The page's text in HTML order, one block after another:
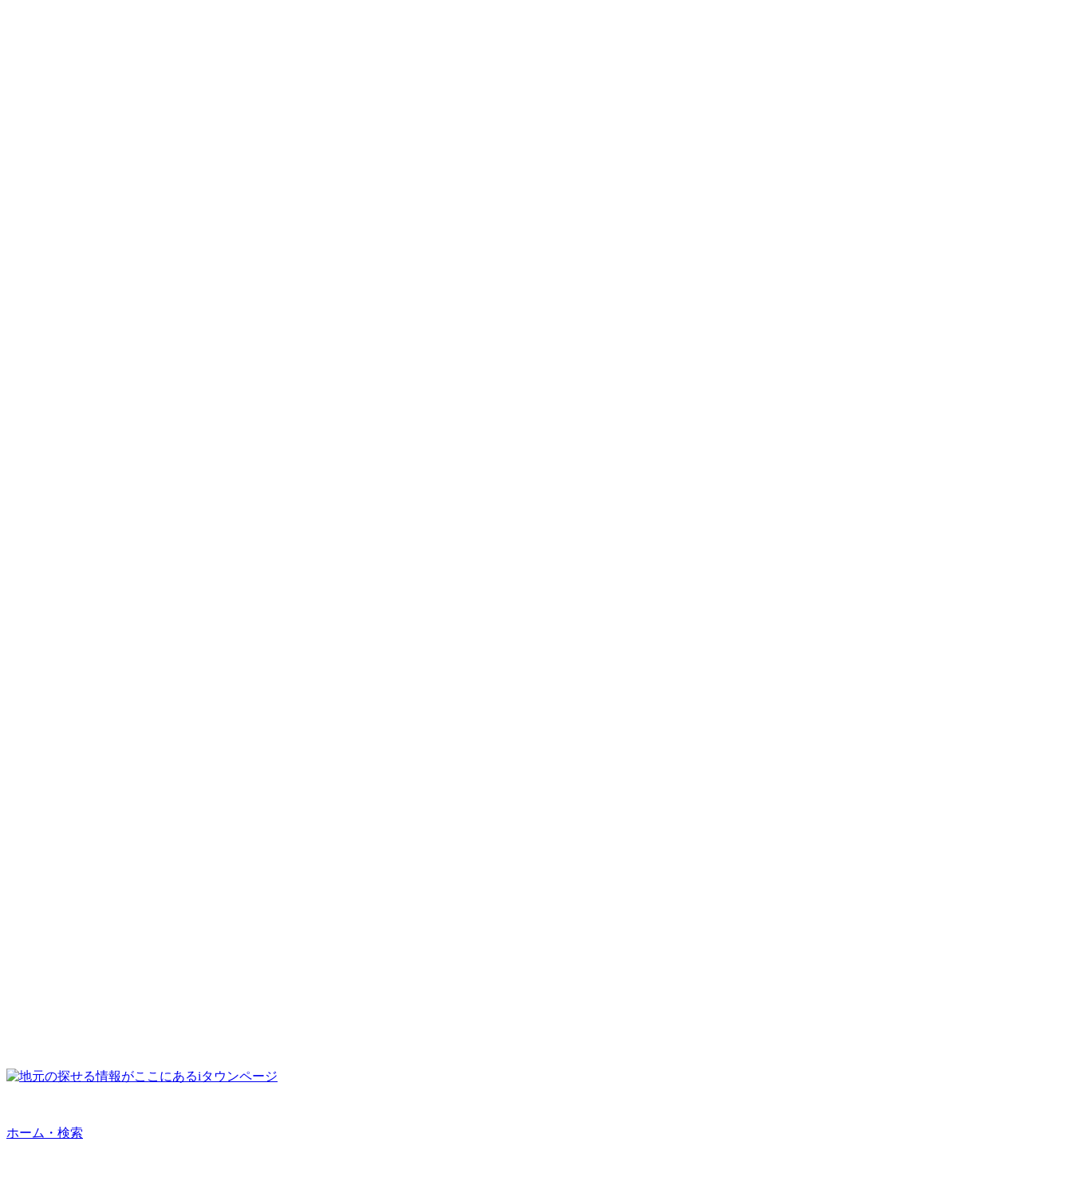
ホーム・検索